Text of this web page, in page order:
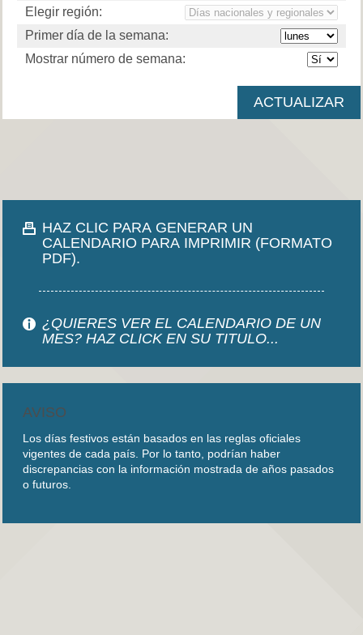
Elegir región:
Primer día de la semana:
Mostrar número de semana:
HAZ CLIC PARA GENERAR UN
CALENDARIO PARA IMPRIMIR (FORMATO
PDF).
¿QUIERES VER EL CALENDARIO DE UN
MES? HAZ CLICK EN SU TITULO...
AVISO
Los días festivos están basados en las reglas oficiales
vigentes de cada país. Por lo tanto, podrían haber
discrepancias con la información mostrada de años pasados
o futuros.